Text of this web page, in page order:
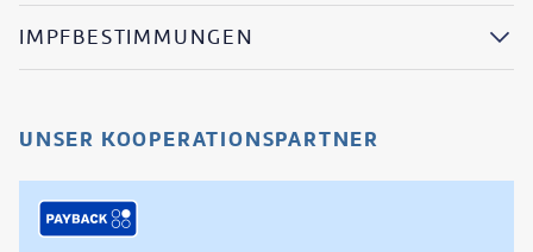
IMPFBESTIMMUNGEN
UNSER KOOPERATIONSPARTNER